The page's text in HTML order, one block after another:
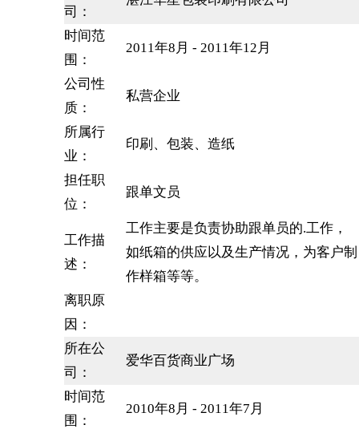
司：
时间范
围：
2011年8月 - 2011年12月
公司性
质：
私营企业
所属行
业：
印刷、包装、造纸
担任职
位：
跟单文员
工作描
述：
工作主要是负责协助跟单员的.工作，
如纸箱的供应以及生产情况，为客户制
作样箱等等。
离职原
因：
所在公
司：
爱华百货商业广场
时间范
围：
2010年8月 - 2011年7月